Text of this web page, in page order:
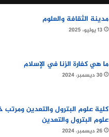
مدينة الثقافة والعلوم
13 يوليو، 2025
ما هي كفارة الزنا في الإسلام
30 ديسمبر، 2024
كلية علوم البترول والتعدين ومرتب
علوم البترول والتعدين
26 ديسمبر، 2024